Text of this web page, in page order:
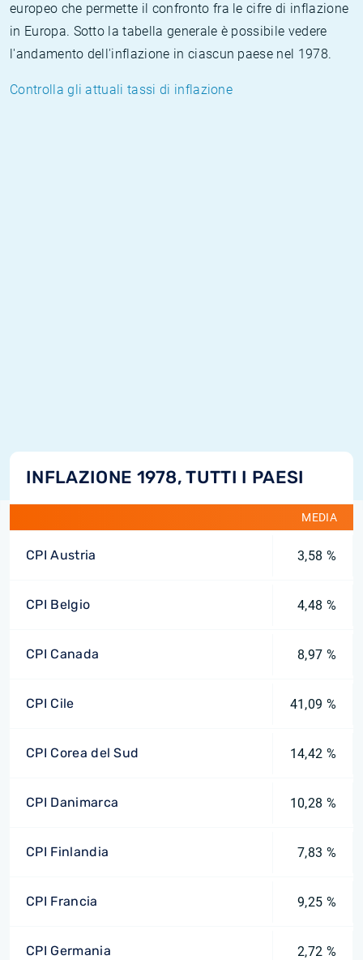
europeo che permette il confronto fra le cifre di inflazione
in Europa. Sotto la tabella generale è possibile vedere
l'andamento dell'inflazione in ciascun paese nel 1978.
Controlla gli attuali tassi di inflazione
INFLAZIONE 1978, TUTTI I PAESI
MEDIA
CPI Austria 3,58 %
CPI Belgio 4,48 %
CPI Canada 8,97 %
CPI Cile 41,09 %
CPI Corea del Sud 14,42 %
CPI Danimarca 10,28 %
CPI Finlandia 7,83 %
CPI Francia 9,25 %
CPI Germania 2,72 %